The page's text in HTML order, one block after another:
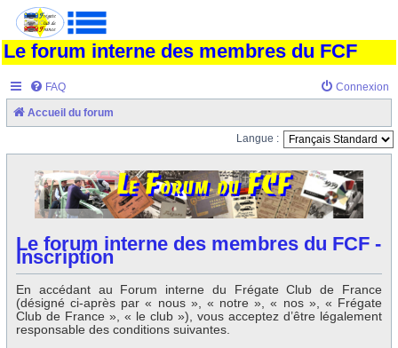
Le forum interne des membres du FCF
FAQ Connexion
Accueil du forum
Langue :
Le forum interne des membres du FCF -
Inscription
En accédant au Forum interne du Frégate Club de France
(désigné ci-après par « nous », « notre », « nos », « Frégate
Club de France », « le club »), vous acceptez d’être légalement
responsable des conditions suivantes.